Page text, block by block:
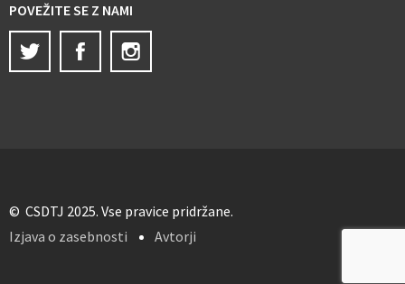
POVEŽITE SE Z NAMI
Twitter
Facebook
© CSDTJ 2025. Vse pravice pridržane.
Izjava o zasebnosti
Avtorji